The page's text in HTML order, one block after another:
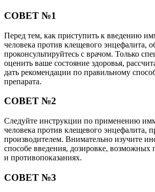
СОВЕТ №1
Перед тем, как приступить к введению
человека против клещевого энцефалита,
проконсультируйтесь с врачом. Только
оценить ваше состояние здоровья,
дать рекомендации по правильному
препарата.
СОВЕТ №2
Следуйте инструкции по применению
человека против клещевого энцефалита,
производителем. Внимательно изучите
способе введения, дозировке, возможных
и противопоказаниях.
СОВЕТ №3